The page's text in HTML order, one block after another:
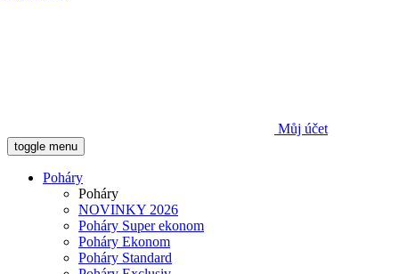
Můj účet
toggle menu
Poháry
Poháry
NOVINKY 2026
Poháry Super ekonom
Poháry Ekonom
Poháry Standard